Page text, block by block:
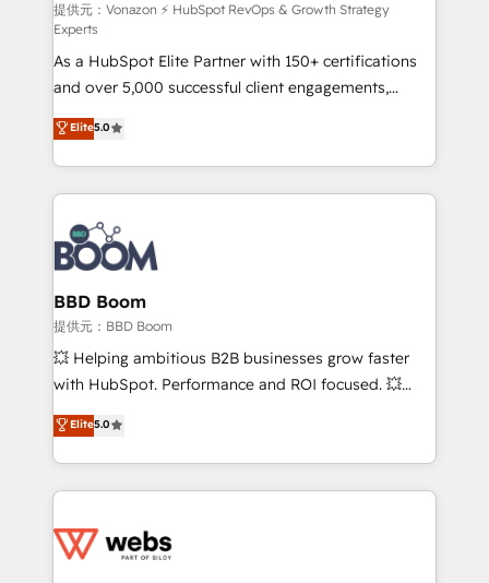
support client (data migration, synchronisation API,
audit et maintenance) ➤ La création de sites internet
de conversion qui transforment les visiteurs en
opportunités d'affaires ➤ La mise en place de
stratégies d'acquisition marketing (SEO, SEA,
inbound, automatisation marketing, ABM, IA,
emailing) Informations clés : - 10 ans d'expérience -
100+ intégrations CRM HubSpot réussies - 40
experts conseil - 150 certifications HubSpot
cumulées
提供元：Vonazon ⚡ HubSpot RevOps & Growth Strategy
Experts
As a HubSpot Elite Partner with 150+ certifications
and over 5,000 successful client engagements,
Vonazon turns marketing complexity into
measurable, scalable growth. From onboarding to
enterprise-grade campaigns, our in-house team
builds scalable strategies that drive long-term
revenue. ⚙️ HubSpot Integration & Optimization •
Seamless CRM, CMS, and automation setup •
Complex platform migrations and data cleanups •
Custom APIs and third-party integrations 📈 End-to-
End Revenue Acceleration • Lifecycle marketing and
pipeline growth programs • Sales enablement tools
and CRM optimization • Retention strategies with
Execution • 750+ onboardings and 2,000+
implementations • Deep expertise across marketing,
Elite5.0
BBD Boom
提供元：BBD Boom
💥 Helping ambitious B2B businesses grow faster
with HubSpot. Performance and ROI focused. 💥
BBD Boom is the HubSpot partner that can help you
to HubSpot Better. We work with your teams to
solve all your HubSpot challenges and improve user
adoption, sales process and marketing results.
the first time 🔧 Designing and optimising your
Elite5.0